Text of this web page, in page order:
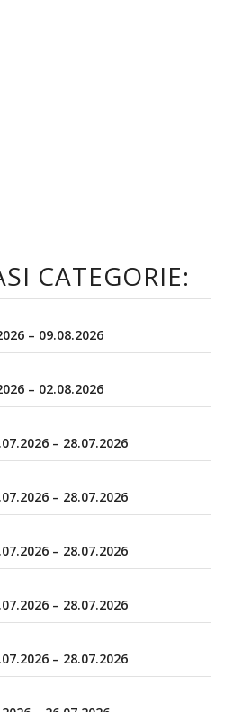
CATEGORIE:
– 09.08.2026
– 02.08.2026
– 28.07.2026
– 28.07.2026
– 28.07.2026
– 28.07.2026
– 28.07.2026